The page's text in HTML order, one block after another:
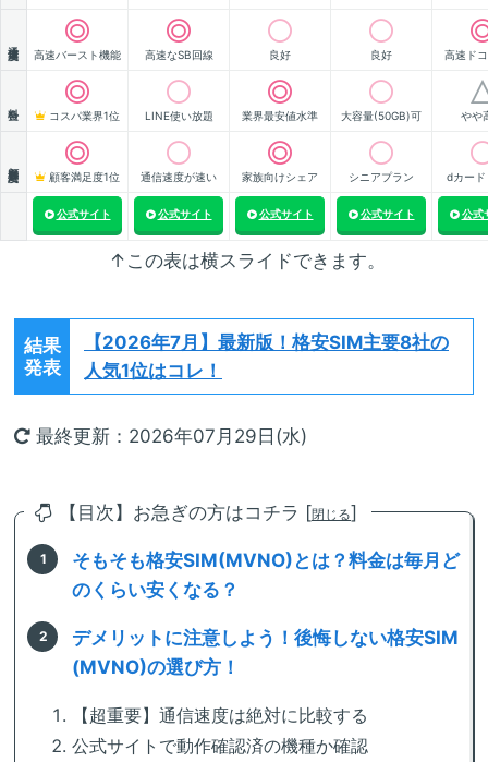
高速バースト機能 高速なSB回線 良好 良好 高速ド
コスパ業界1位 LINE使い放題 業界最安値水準 大容量(50GB)可 やや
顧客満足度1位 通信速度が速い 家族向けシェア シニアプラン dカード
公式サイト 公式サイト 公式サイト 公式サイト 公式
↑この表は横スライドできます。
結果
発表
【2026年7月】 最新版！格安SIM主要8社の
人気1位はコレ！
最終更新：2026年07月29日(水)
【目次】お急ぎの方はコチラ [閉じる]
そもそも格安SIM(MVNO)とは？料金は毎月ど
のくらい安くなる？
デメリットに注意しよう！後悔しない格安SIM
(MVNO)の選び方！
【超重要】通信速度は絶対に比較する
公式サイトで動作確認済の機種か確認